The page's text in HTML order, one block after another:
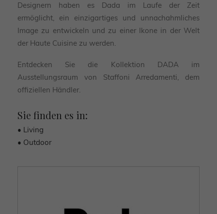
Designern haben es Dada im Laufe der Zeit
ermöglicht, ein einzigartiges und unnachahmliches
Image zu entwickeln und zu einer Ikone in der Welt
der Haute Cuisine zu werden.
Entdecken Sie die Kollektion DADA im
Ausstellungsraum von Staffoni Arredamenti, dem
offiziellen Händler.
Sie finden es in:
• Living
• Outdoor